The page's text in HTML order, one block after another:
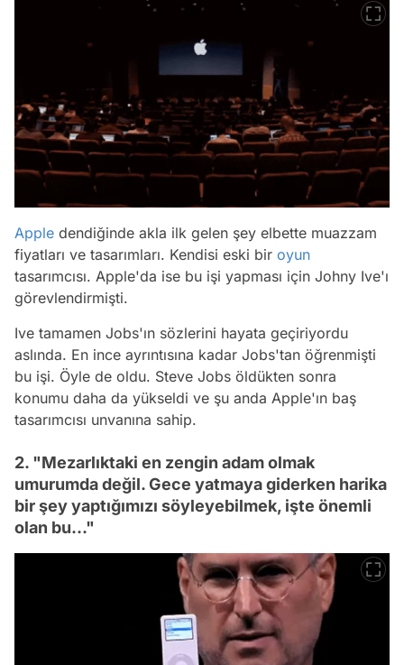
Apple dendiğinde akla ilk gelen şey elbette muazzam
fiyatları ve tasarımları. Kendisi eski bir oyun
tasarımcısı. Apple'da ise bu işi yapması için Johny Ive'ı
görevlendirmişti.
Ive tamamen Jobs'ın sözlerini hayata geçiriyordu
aslında. En ince ayrıntısına kadar Jobs'tan öğrenmişti
bu işi. Öyle de oldu. Steve Jobs öldükten sonra
konumu daha da yükseldi ve şu anda Apple'ın baş
tasarımcısı unvanına sahip.
2. "Mezarlıktaki en zengin adam olmak
umurumda değil. Gece yatmaya giderken harika
bir şey yaptığımızı söyleyebilmek, işte önemli
olan bu…"